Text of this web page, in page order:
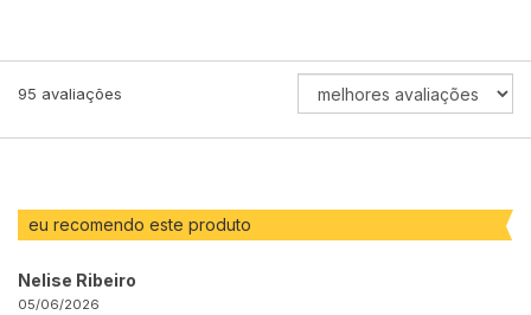
95 avaliações
ORDENAR
AVALIAÇÕES
eu recomendo este produto
Nelise Ribeiro
05/06/2026